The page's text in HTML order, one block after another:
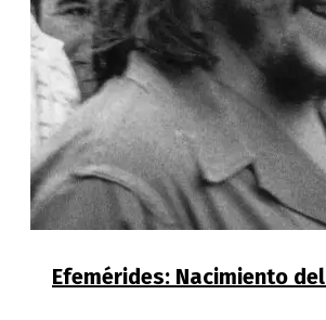
Efemérides: Nacimiento